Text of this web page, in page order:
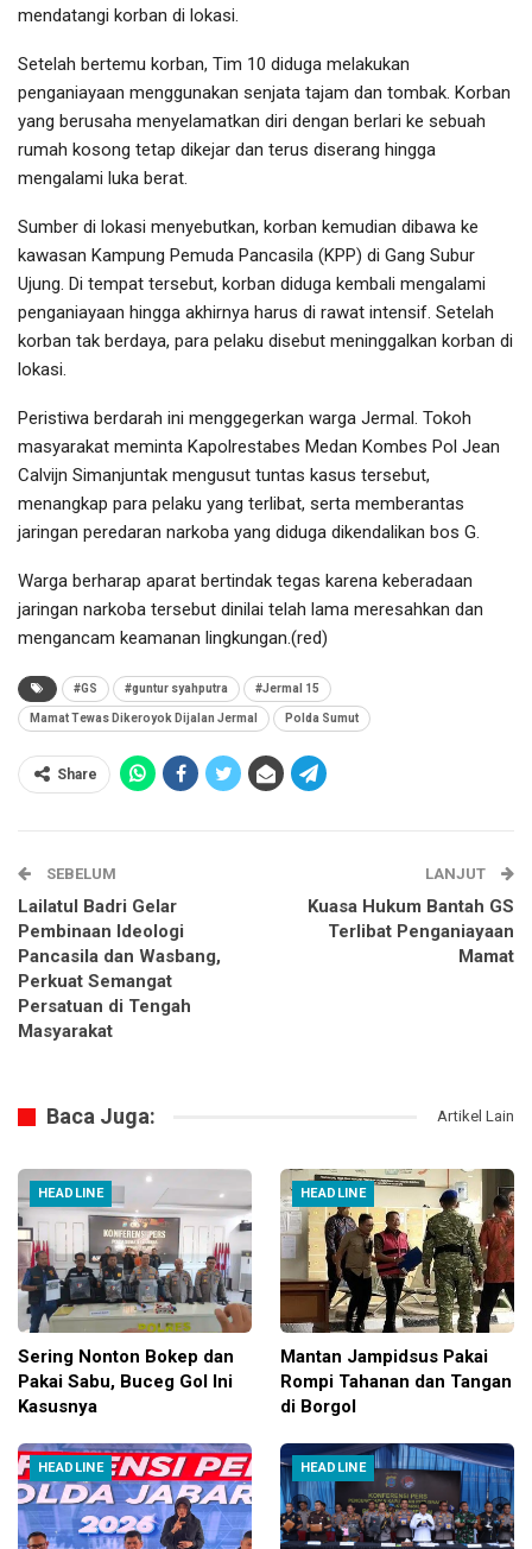
mendatangi korban di lokasi.
Setelah bertemu korban, Tim 10 diduga melakukan
penganiayaan menggunakan senjata tajam dan tombak. Korban
yang berusaha menyelamatkan diri dengan berlari ke sebuah
rumah kosong tetap dikejar dan terus diserang hingga
mengalami luka berat.
Sumber di lokasi menyebutkan, korban kemudian dibawa ke
kawasan Kampung Pemuda Pancasila (KPP) di Gang Subur
Ujung. Di tempat tersebut, korban diduga kembali mengalami
penganiayaan hingga akhirnya harus di rawat intensif. Setelah
korban tak berdaya, para pelaku disebut meninggalkan korban di
lokasi.
Peristiwa berdarah ini menggegerkan warga Jermal. Tokoh
masyarakat meminta Kapolrestabes Medan Kombes Pol Jean
Calvijn Simanjuntak mengusut tuntas kasus tersebut,
menangkap para pelaku yang terlibat, serta memberantas
jaringan peredaran narkoba yang diduga dikendalikan bos G.
Warga berharap aparat bertindak tegas karena keberadaan
jaringan narkoba tersebut dinilai telah lama meresahkan dan
mengancam keamanan lingkungan.(red)
#GS #guntur syahputra #Jermal 15
Mamat Tewas Dikeroyok Dijalan Jermal Polda Sumut
Share
SEBELUM
Lailatul Badri Gelar
Pembinaan Ideologi
Pancasila dan Wasbang,
Perkuat Semangat
Persatuan di Tengah
Masyarakat
LANJUT
Kuasa Hukum Bantah GS
Terlibat Penganiayaan
Mamat
Baca Juga: Artikel Lain
HEADLINE
Sering Nonton Bokep dan
Pakai Sabu, Buceg Gol Ini
Kasusnya
HEADLINE
Mantan Jampidsus Pakai
Rompi Tahanan dan Tangan
di Borgol
HEADLINE HEADLINE